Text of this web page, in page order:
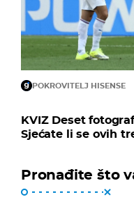
POKROVITELJ HISENSE
KVIZ Deset
Sjećate li se ovih
Pronađite što